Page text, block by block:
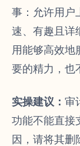
事：允许用户
速、有趣且详
用能够高效地
要的精力，也
实操建议： 审
功能不能直接
因，请将其删